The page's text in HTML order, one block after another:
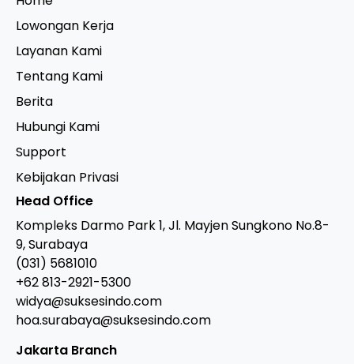
Lowongan Kerja
Layanan Kami
Tentang Kami
Berita
Hubungi Kami
Support
Kebijakan Privasi
Head Office
Kompleks Darmo Park 1, Jl. Mayjen Sungkono No.8-
9, Surabaya
(031) 5681010
+62 813-2921-5300
widya@suksesindo.com
hoa.surabaya@suksesindo.com
Jakarta Branch